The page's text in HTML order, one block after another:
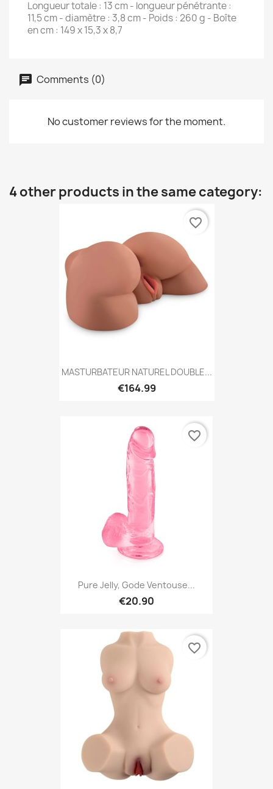
Longueur totale : 13 cm - longueur pénétrante :
11,5 cm - diamètre : 3,8 cm - Poids : 260 g - Boîte
en cm : 149 x 15,3 x 8,7
Comments (0)
No customer reviews for the moment.
4 other products in the same category:
MASTURBATEUR NATUREL DOUBLE...
€164.99
favorite_border
Pure Jelly, Gode Ventouse...
€20.90
favorite_border
favorite_border